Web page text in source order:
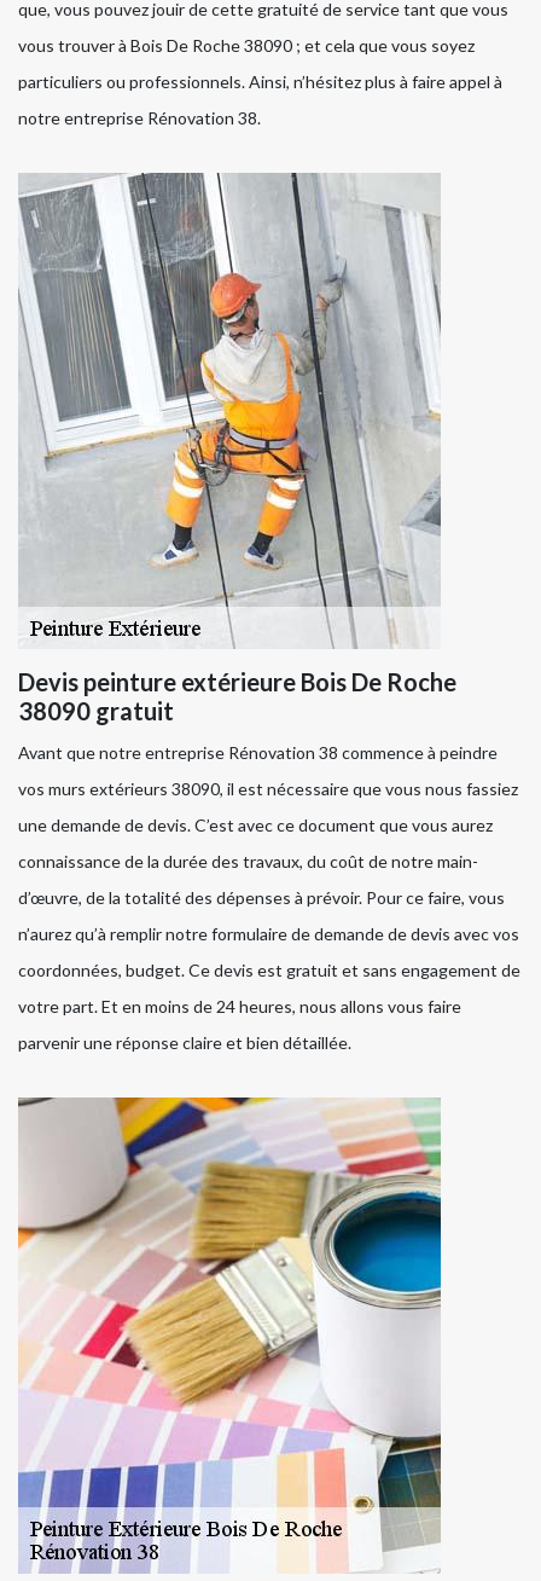
que, vous pouvez jouir de cette gratuité de service tant que vous
vous trouver à Bois De Roche 38090 ; et cela que vous soyez
particuliers ou professionnels. Ainsi, n’hésitez plus à faire appel à
notre entreprise Rénovation 38.
Devis peinture extérieure Bois De Roche
38090 gratuit
Avant que notre entreprise Rénovation 38 commence à peindre
vos murs extérieurs 38090, il est nécessaire que vous nous fassiez
une demande de devis. C’est avec ce document que vous aurez
connaissance de la durée des travaux, du coût de notre main-
d’œuvre, de la totalité des dépenses à prévoir. Pour ce faire, vous
n’aurez qu’à remplir notre formulaire de demande de devis avec vos
coordonnées, budget. Ce devis est gratuit et sans engagement de
votre part. Et en moins de 24 heures, nous allons vous faire
parvenir une réponse claire et bien détaillée.